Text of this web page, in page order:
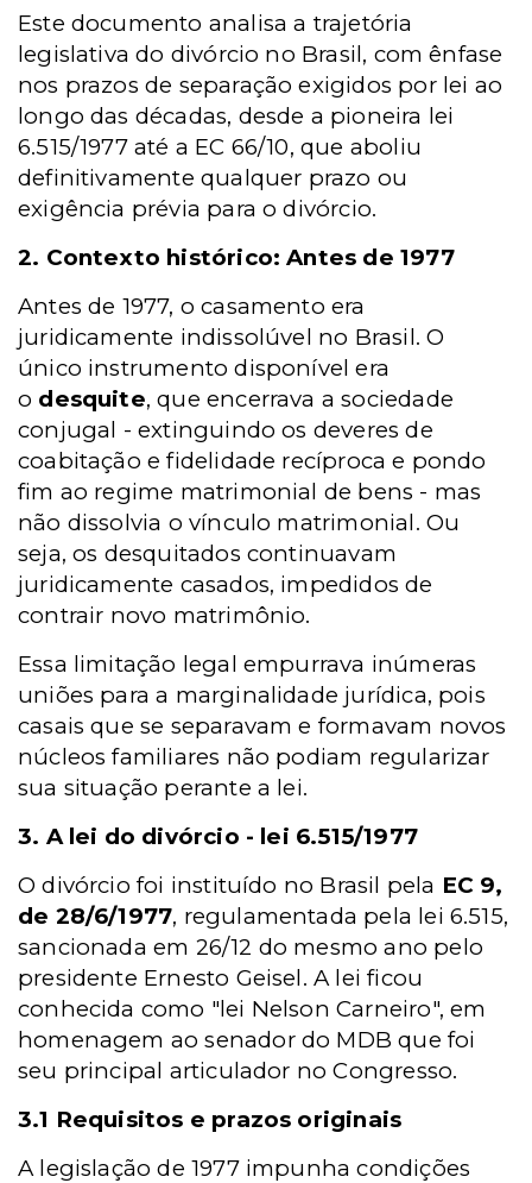
Este documento analisa a trajetória
legislativa do divórcio no Brasil, com ênfase
nos prazos de separação exigidos por lei ao
longo das décadas, desde a pioneira lei
6.515/1977 até a EC 66/10, que aboliu
definitivamente qualquer prazo ou
exigência prévia para o divórcio.
2. Contexto histórico: Antes de 1977
Antes de 1977, o casamento era
juridicamente indissolúvel no Brasil. O
único instrumento disponível era
o desquite, que encerrava a sociedade
conjugal - extinguindo os deveres de
coabitação e fidelidade recíproca e pondo
fim ao regime matrimonial de bens - mas
não dissolvia o vínculo matrimonial. Ou
seja, os desquitados continuavam
juridicamente casados, impedidos de
contrair novo matrimônio.
Essa limitação legal empurrava inúmeras
uniões para a marginalidade jurídica, pois
casais que se separavam e formavam novos
núcleos familiares não podiam regularizar
sua situação perante a lei.
3. A lei do divórcio - lei 6.515/1977
O divórcio foi instituído no Brasil pela EC 9,
de 28/6/1977, regulamentada pela lei 6.515,
sancionada em 26/12 do mesmo ano pelo
presidente Ernesto Geisel. A lei ficou
conhecida como "lei Nelson Carneiro", em
homenagem ao senador do MDB que foi
seu principal articulador no Congresso.
3.1 Requisitos e prazos originais
A legislação de 1977 impunha condições